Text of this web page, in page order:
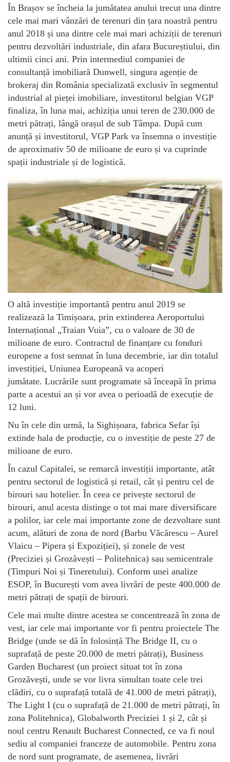
În Brașov se încheia la jumătatea anului trecut una dintre
cele mai mari vânzări de terenuri din țara noastră pentru
anul 2018 și una dintre cele mai mari achiziții de terenuri
pentru dezvoltări industriale, din afara Bucureștiului, din
ultimii cinci ani. Prin intermediul companiei de
consultanță imobiliară Dunwell, singura agenție de
brokeraj din România specializată exclusiv în segmentul
industrial al pieței imobiliare, investitorul belgian VGP
finaliza, în luna mai, achiziția unui teren de 230.000 de
metri pătrați, lângă orașul de sub Tâmpa. După cum
anunță și investitorul, VGP Park va însemna o investiție
de aproximativ 50 de milioane de euro și va cuprinde
spații industriale și de logistică.
O altă investiție importantă pentru anul 2019 se
realizează la Timișoara, prin extinderea Aeroportului
Internațional „Traian Vuia”, cu o valoare de 30 de
milioane de euro. Contractul de finanțare cu fonduri
europene a fost semnat în luna decembrie, iar din totalul
investiției, Uniunea Europeană va acoperi
jumătate. Lucrările sunt programate să înceapă în prima
parte a acestui an și vor avea o perioadă de execuție de
12 luni.
Nu în cele din urmă, la Sighișoara, fabrica Sefar își
extinde hala de producție, cu o investiție de peste 27 de
milioane de euro.
În cazul Capitalei, se remarcă investiții importante, atât
pentru sectorul de logistică și retail, cât și pentru cel de
birouri sau hotelier. În ceea ce privește sectorul de
birouri, anul acesta distinge o tot mai mare diversificare
a polilor, iar cele mai importante zone de dezvoltare sunt
acum, alături de zona de nord (Barbu Văcărescu – Aurel
Vlaicu – Pipera și Expoziției), și zonele de vest
(Preciziei și Grozăvești – Politehnica) sau semicentrale
(Timpuri Noi și Tineretului). Conform unei analize
ESOP, în București vom avea livrări de peste 400.000 de
metri pătrați de spații de birouri.
Cele mai multe dintre acestea se concentrează în zona de
vest, iar cele mai importante vor fi pentru proiectele The
Bridge (unde se dă în folosință The Bridge II, cu o
suprafață de peste 20.000 de metri pătrați), Business
Garden Bucharest (un proiect situat tot în zona
Grozăvești, unde se vor livra simultan toate cele trei
clădiri, cu o suprafață totală de 41.000 de metri pătrați),
The Light I (cu o suprafață de 21.000 de metri pătrați, în
zona Politehnica), Globalworth Preciziei 1 și 2, cât și
noul centru Renault Bucharest Connected, ce va fi noul
sediu al companiei franceze de automobile. Pentru zona
de nord sunt programate, de asemenea, livrări